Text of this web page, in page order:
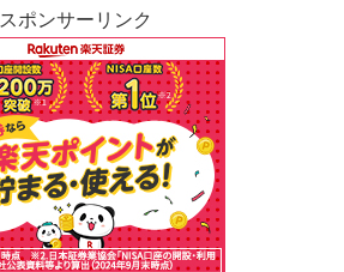
スポンサーリンク